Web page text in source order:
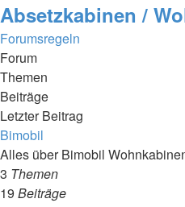
Absetzkabinen /
Forumsregeln
Forum
Themen
Beiträge
Letzter Beitrag
Bimobil
Alles über Bimobil
3 Themen
19 Beiträge